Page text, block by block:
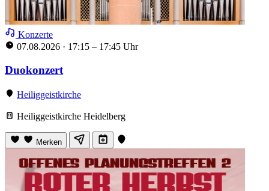
Konzerte
07.08.2026 · 17:15 – 17:45 Uhr
Duokonzert
Heiliggeistkirche
Heiliggeistkirche Heidelberg
Merken